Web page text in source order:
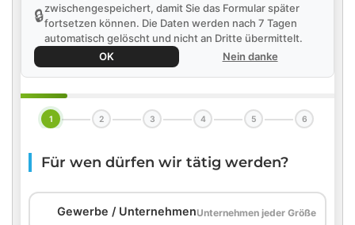
🔒zwischengespeichert, damit Sie das Formular später
fortsetzen können. Die Daten werden nach 7 Tagen
automatisch gelöscht und nicht an Dritte übermittelt.
OK
Nein danke
1 2 3 4 5 6
Für wen dürfen wir tätig werden?
Gewerbe / UnternehmenUnternehmen jeder Größe